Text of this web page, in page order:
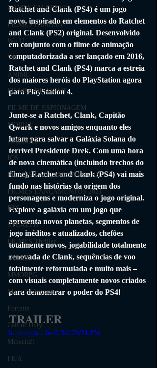
GAMES EM BREVE
FILMES FAMÍLIA
Wii U
VR
ANIME
FILMES DE ANIME
FILME DE ESPIONAGEM
MOBILE
ANDROID
IOS
FILMES LANÇAMENTOS 2020
FILMES LANÇAMENTOS 2021
RTS
STEALTH
FILMES Thriller
GUIAS
MMORPG
Marvel's Avengers
Fortnite
Call of Duty
Minecraft
FIFA
Ratchet and Clank (PS4) é um jogo
novo, inspirado em elementos do Ratchet
and Clank (PS2) original. Desenvolvido
em conjunto com o filme de animação
computadorizada a ser lançado em 2016,
Ratchet and Clank (PS4) marca a estreia
dos maiores heróis do PlayStation agora
para PlayStation 4.
Junte-se a Ratchet, Clank, Capitão
Qwark e novos amigos enquanto eles
lutam para salvar a Galáxia Solana do
terrível Presidente Drek. Com uma hora
de nova cinemática (incluindo trechos do
filme), Ratchet and Clank (PS4) vai mais
fundo nas histórias da origem dos
personagens e moderniza o jogo original.
Explore a galáxia em um jogo que
apresenta novos planetas, segmentos de
jogo inéditos e atualizados, chefões
totalmente novos, jogabilidade totalmente
renovada de Clank, sequências de voo
totalmente reformulada e muito mais –
com visuais completamente novos criados
para demonstrar o poder do PS4!
TRAILER
https://youtu.be/iU3sU2WMcPM